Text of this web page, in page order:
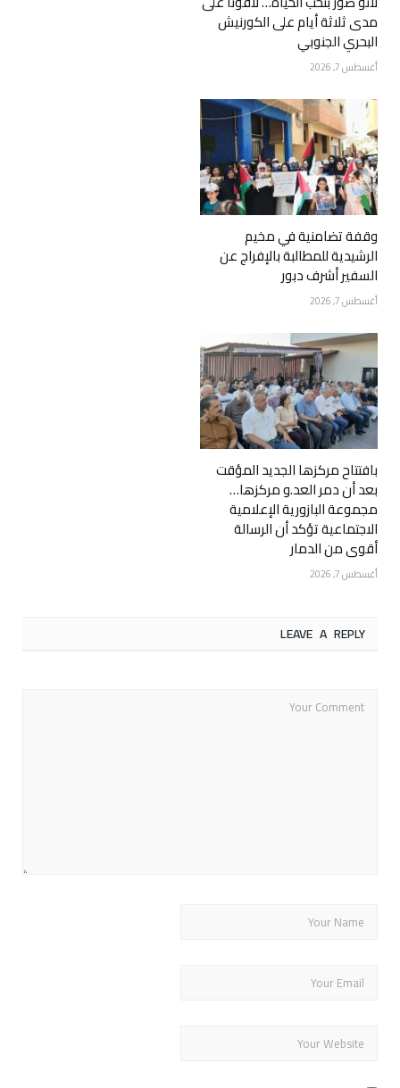
مدى ثلاثة أيام على الكورنيش
البحري الجنوبي
أغسطس 7, 2026
وقفة تضامنية في مخيم
الرشيدية للمطالبة بالإفراج عن
السفير أشرف دبور
أغسطس 7, 2026
بافتتاح مركزها الجديد المؤقت
بعد أن دمر العد.و مركزها…
مجموعة البازورية الإعلامية
الاجتماعية تؤكد أن الرسالة
أقوى من الدمار
أغسطس 7, 2026
LEAVE A REPLY